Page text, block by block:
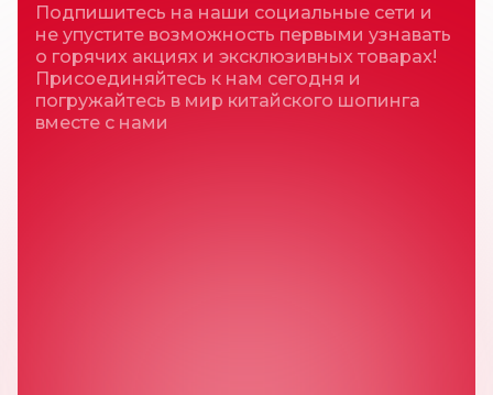
Подпишитесь на наши социальные сети и
не упустите возможность первыми узнавать
о горячих акциях и эксклюзивных товарах!
Присоединяйтесь к нам сегодня и
погружайтесь в мир китайского шопинга
вместе с нами